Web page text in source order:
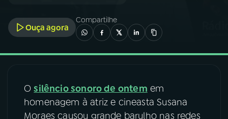
A RÁDIO
03PROGRAMAÇÃO
04PROGRAMAS
Ouça agora
Compartilhe
Osilêncio sonoro de ontem em
homenagem à atriz e cineasta Susana
Moraes causou grande barulho nas redes